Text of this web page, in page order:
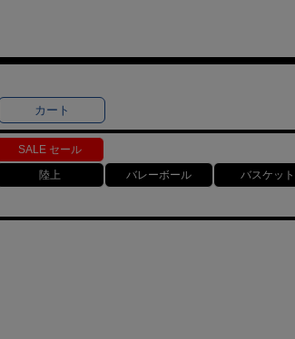
カート
SALE セール
陸上 バレーボール バスケット